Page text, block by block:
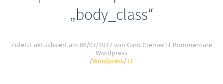
„body_class“
Zuletzt aktualisiert am 06/07/2017von Gino Cremer11 Kommentare
Wordpress
/Wordpress/11